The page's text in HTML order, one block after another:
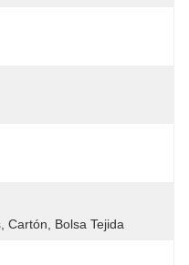
Cartón, Bolsa Tejida